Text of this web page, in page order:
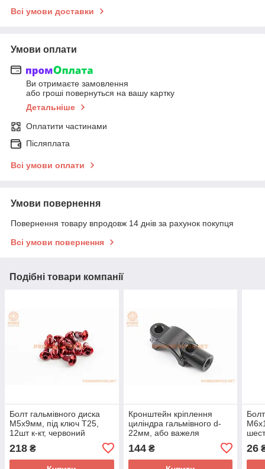
Всі умови доставки
Умови оплати
Ви отримаєте замовлення
або гроші повернуться на вашу картку
Детальніше
Оплатити частинами
Післяплата
Всі умови оплати
Умови повернення
Повернення товару впродовж 14 днів за рахунок покупця
Всі умови повернення
Подібні товари компанії
Болт гальмівного диска
M5x9мм, під ключ Т25,
12шт к-кт, червоний
218 ₴
Кронштейн кріплення
циліндра гальмівного d-
22мм, або важеля
отвором під дзеркало, М8
144₴ 26